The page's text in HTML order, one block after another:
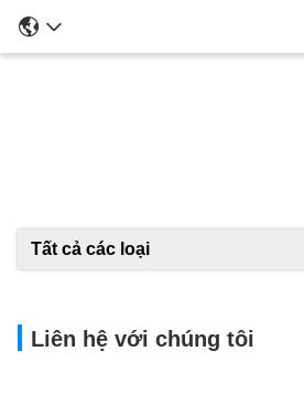
Tất cả các loại
Liên hệ với chúng tôi